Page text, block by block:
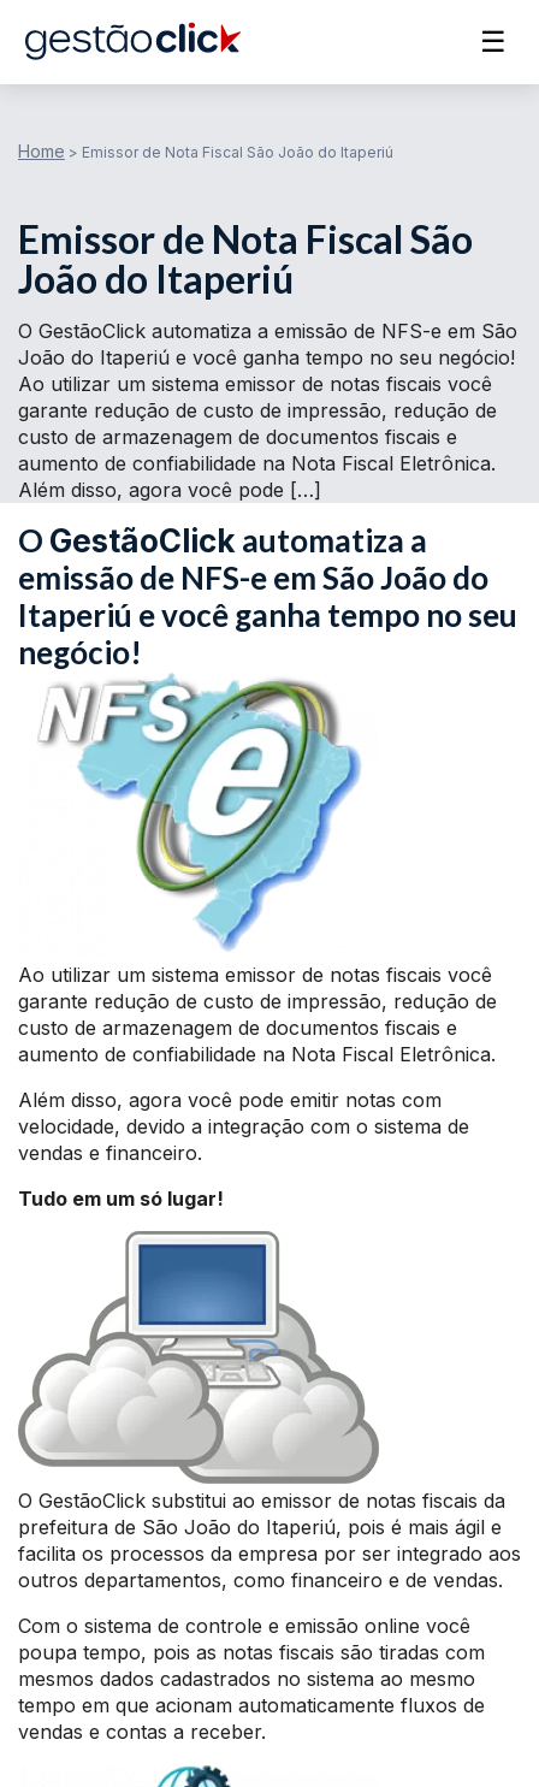
☰
Home > Emissor de Nota Fiscal São João do Itaperiú
Emissor de Nota Fiscal São
João do Itaperiú
O GestãoClick automatiza a emissão de NFS-e em São
João do Itaperiú e você ganha tempo no seu negócio!
Ao utilizar um sistema emissor de notas fiscais você
garante redução de custo de impressão, redução de
custo de armazenagem de documentos fiscais e
aumento de confiabilidade na Nota Fiscal Eletrônica.
Além disso, agora você pode […]
O GestãoClick automatiza a
emissão de NFS-e em São João do
Itaperiú e você ganha tempo no seu
negócio!
Ao utilizar um sistema emissor de notas fiscais você
garante redução de custo de impressão, redução de
custo de armazenagem de documentos fiscais e
aumento de confiabilidade na Nota Fiscal Eletrônica.
Além disso, agora você pode emitir notas com
velocidade, devido a integração com o sistema de
vendas e financeiro.
Tudo em um só lugar!
O GestãoClick substitui ao emissor de notas fiscais da
prefeitura de São João do Itaperiú, pois é mais ágil e
facilita os processos da empresa por ser integrado aos
outros departamentos, como financeiro e de vendas.
Com o sistema de controle e emissão online você
poupa tempo, pois as notas fiscais são tiradas com
mesmos dados cadastrados no sistema ao mesmo
tempo em que acionam automaticamente fluxos de
vendas e contas a receber.